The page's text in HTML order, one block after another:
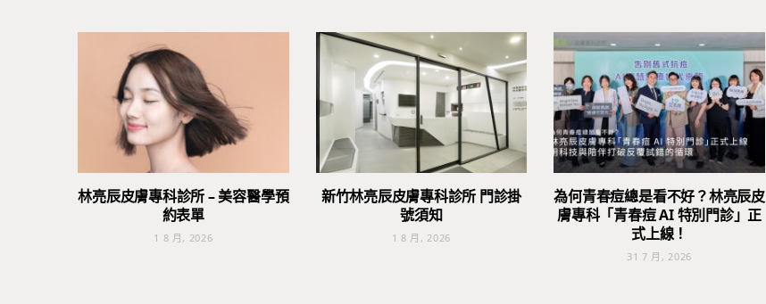
林亮辰皮膚專科診所 – 美容醫學預
約表單
1 8 月, 2026
新竹林亮辰皮膚專科診所 門診掛
號須知
1 8 月, 2026
為何青春痘總是看不好？林亮辰皮
膚專科「青春痘 AI 特別門診」正
式上線！
31 7 月, 2026